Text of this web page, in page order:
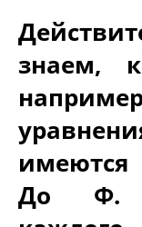
знаем,
До Ф.